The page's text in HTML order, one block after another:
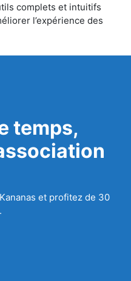
complets et intuitifs
l’expérience des
temps,
et profitez de 30